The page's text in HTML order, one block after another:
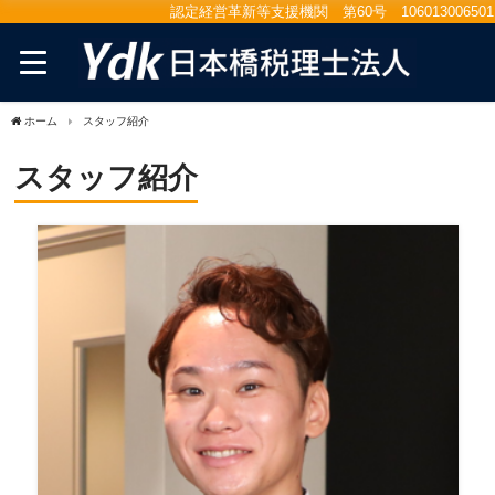
認定経営革新等支援機関 第60号 106013006501
ホーム スタッフ紹介
スタッフ紹介